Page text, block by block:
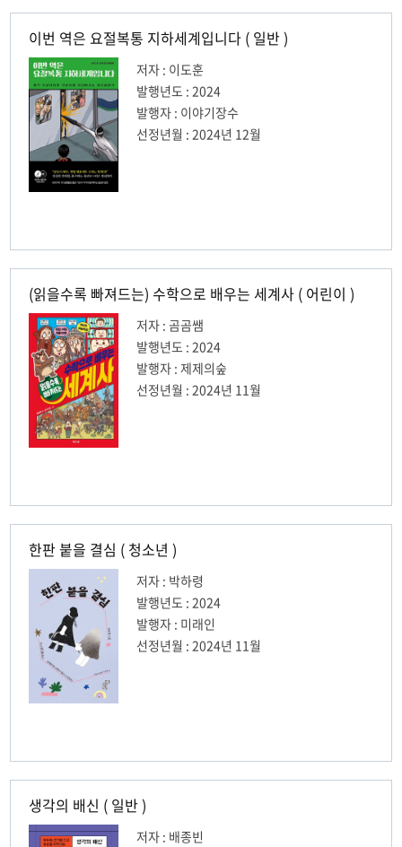
이번 역은 요절복통 지하세계입니다 ( 일반 )
저자 : 이도훈
발행년도 : 2024
발행자 : 이야기장수
선정년월 : 2024년 12월
(읽을수록 빠져드는) 수학으로 배우는 세계사 ( 어린이 )
저자 : 곰곰쌤
발행년도 : 2024
발행자 : 제제의숲
선정년월 : 2024년 11월
한판 붙을 결심 ( 청소년 )
저자 : 박하령
발행년도 : 2024
발행자 : 미래인
선정년월 : 2024년 11월
생각의 배신 ( 일반 )
저자 : 배종빈